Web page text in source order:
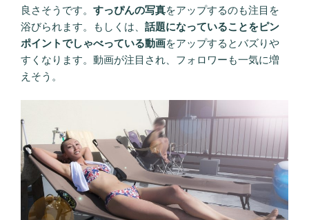
良さそうです。 すっぴんの写真をアップするのも注目を
浴びられます。もしくは、 話題になっていることをピン
ポイントでしゃべっている動画をアップするとバズりや
すくなります。動画が注目され、フォロワーも一気に増
えそう。